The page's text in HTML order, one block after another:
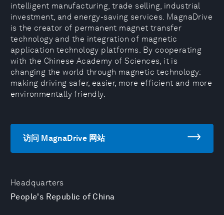
Headquarters
People's Republic of China
intelligent manufacturing, trade selling, industrial
investment, and energy-saving services. MagnaDrive
is the creator of permanent magnet transfer
technology and the integration of magnetic
application technology platforms. By cooperating
with the Chinese Academy of Sciences, it is
changing the world through magnetic technology:
making driving safer, easier, more efficient and more
environmentally friendly.
访问 MagnaDrive 网站